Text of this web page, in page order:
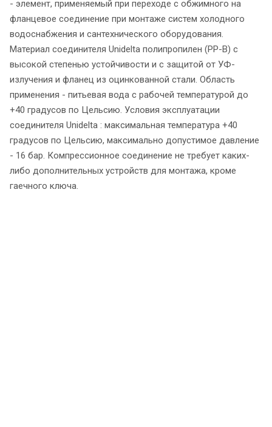
- элемент, применяемый при переходе с обжимного на
фланцевое соединение при монтаже систем холодного
водоснабжения и сантехнического оборудования.
Материал соединителя Unidelta полипропилен (PP-B) с
высокой степенью устойчивости и с защитой от УФ-
излучения и фланец из оцинкованной стали. Область
применения - питьевая вода с рабочей температурой до
+40 градусов по Цельсию. Условия эксплуатации
соединителя Unidelta : максимальная температура +40
градусов по Цельсию, максимально допустимое давление
- 16 бар. Компрессионное соединение не требует каких-
либо дополнительных устройств для монтажа, кроме
гаечного ключа.